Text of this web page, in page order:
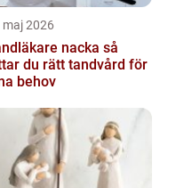
maj 2026
nacka så
du rätt tandvård för
behov